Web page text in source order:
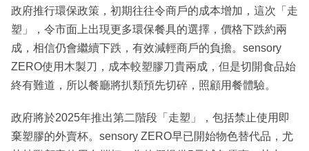
政府推行環保政策，初期往往令商戶的成本增加，這次「走
塑」，令市面上出現更多環保餐具的選擇，價格下跌約兩
成，相信仍會繼續下跌，有效減輕商戶的負擔。sensory
ZERO使用木製刀，成本較塑膠刀貴兩成，但是切開食品始
終有難道，所以餐廳將扒類預先切碎，照顧用餐體驗。
政府將於2025年推出第二階段「走塑」，包括禁止使用即
棄塑膠的外賣杯。sensory ZERO早已開始物色替代品，尤